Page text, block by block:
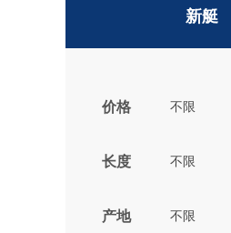
新艇
价格 不限
长度 不限
产地 不限